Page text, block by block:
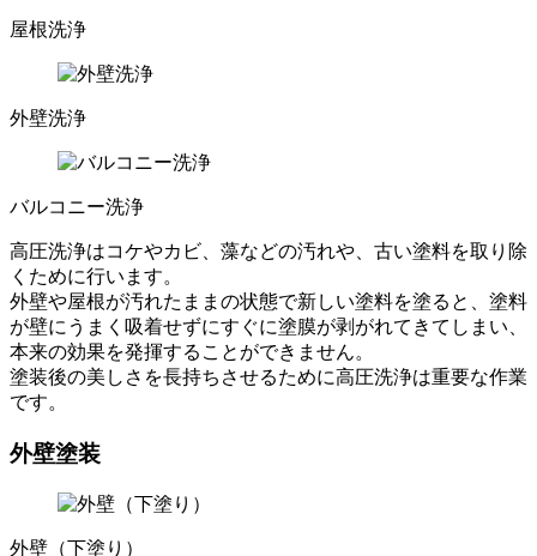
屋根洗浄
外壁洗浄
バルコニー洗浄
高圧洗浄はコケやカビ、藻などの汚れや、古い塗料を取り除
くために行います。
外壁や屋根が汚れたままの状態で新しい塗料を塗ると、塗料
が壁にうまく吸着せずにすぐに塗膜が剥がれてきてしまい、
本来の効果を発揮することができません。
塗装後の美しさを長持ちさせるために高圧洗浄は重要な作業
です。
外壁塗装
外壁（下塗り）